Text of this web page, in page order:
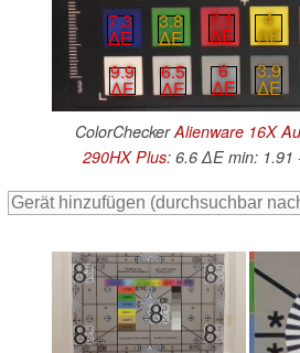
7.3
∆E
3.8
∆E
7.1
∆E
4
∆E
9.9
∆E
6.5
∆E
6
∆E
3.9
∆E
ColorCheckerAlienware 16X
290HX Plus: 6.6 ∆E min: 1.91